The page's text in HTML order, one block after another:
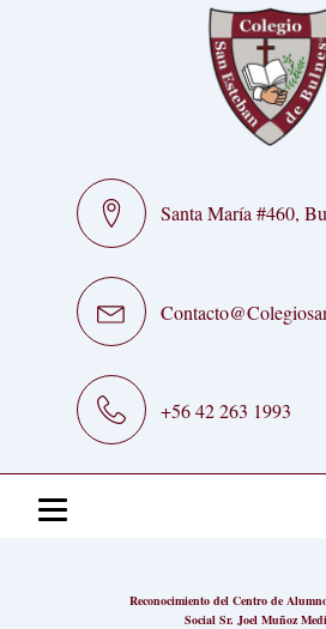
Santa María #460,
+56 42 263 1993
Reconocimiento del Centro de
Social Sr. Joel Muñoz